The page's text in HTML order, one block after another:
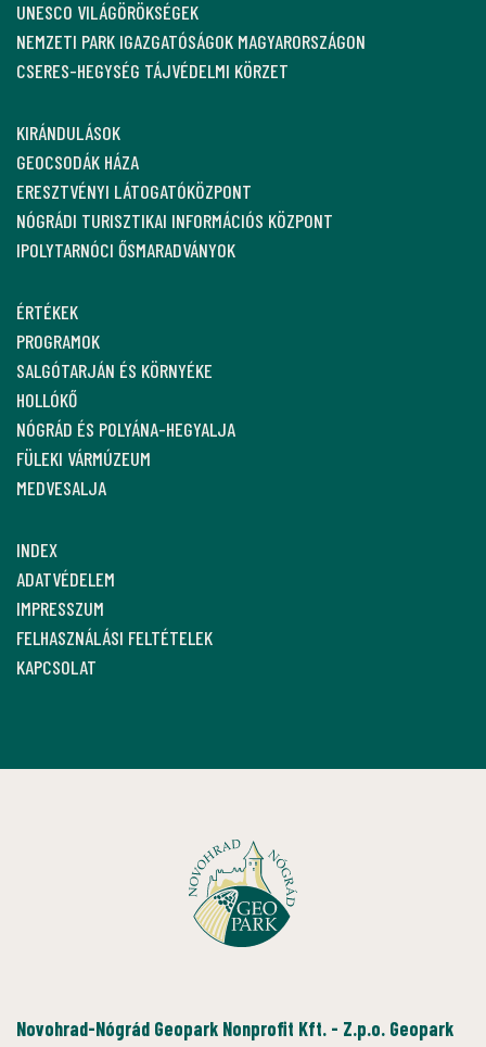
UNESCO VILÁGÖRÖKSÉGEK
NEMZETI PARK IGAZGATÓSÁGOK MAGYARORSZÁGON
CSERES-HEGYSÉG TÁJVÉDELMI KÖRZET
KIRÁNDULÁSOK
GEOCSODÁK HÁZA
ERESZTVÉNYI LÁTOGATÓKÖZPONT
NÓGRÁDI TURISZTIKAI INFORMÁCIÓS KÖZPONT
IPOLYTARNÓCI ŐSMARADVÁNYOK
ÉRTÉKEK
PROGRAMOK
SALGÓTARJÁN ÉS KÖRNYÉKE
HOLLÓKŐ
NÓGRÁD ÉS POLYÁNA-HEGYALJA
FÜLEKI VÁRMÚZEUM
MEDVESALJA
INDEX
ADATVÉDELEM
IMPRESSZUM
FELHASZNÁLÁSI FELTÉTELEK
KAPCSOLAT
Novohrad-Nógrád Geopark Nonprofit Kft. - Z.p.o. Geopark